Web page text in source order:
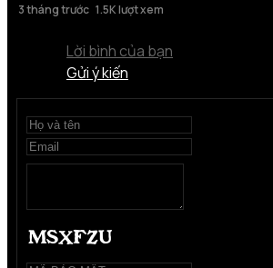
3 tháng trước 1.5K lượt xem
Lời bình của bạn
Gửi ý kiến